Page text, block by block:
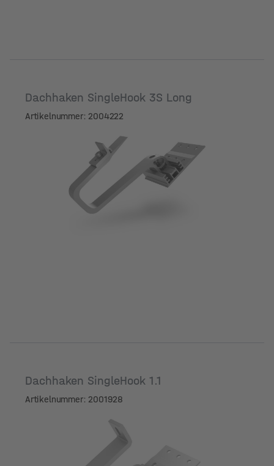
Dachhaken SingleHook 3S Long
Artikelnummer: 2004222
Dachhaken SingleHook 1.1
Artikelnummer: 2001928